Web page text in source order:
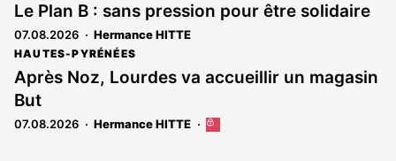
Le Plan B : sans pression pour être solidaire
07.08.2026 Hermance HITTE
HAUTES-PYRÉNÉES
Après Noz, Lourdes va accueillir un magasin
But
07.08.2026 Hermance HITTE
Cet